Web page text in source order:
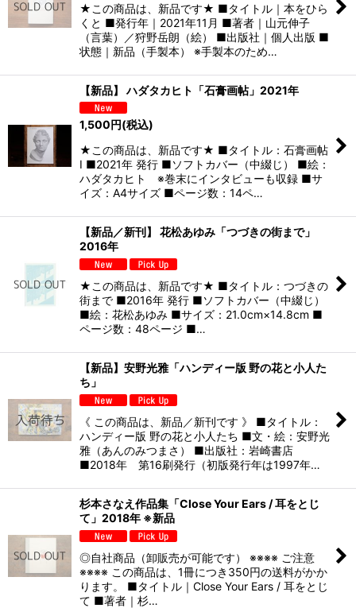
★この商品は、新品です★ ■タイトル｜本をひら
くと ■発行年｜2021年11月 ■著者｜山元伸子
（言葉）／狩野岳朗（絵） ■出版社｜個人出版 ■
状態｜新品（手製本） ※手製本のため…
【新品】 ハダタカヒト「石膏画帖」2021年
1,500 円(税込)
★この商品は、新品です★ ■タイトル：石膏画帖
I ■2021年 発行 ■ソフトカバー（中綴じ） ■絵：
ハダタカヒト ※巻末にインタビューも収録 ■サ
イズ：A4サイズ ■ページ数：14ペ…
【新品／新刊】 花松あゆみ「つづきの街まで」
2016年
★この商品は、新品です★ ■タイトル：つづきの
街まで ■2016年 発行 ■ソフトカバー（中綴じ）
■絵：花松あゆみ ■サイズ：21.0cm×14.8cm ■
ページ数：48ページ ■…
【新品】安野光雅「ハンディー版 野の花と小人た
ち」
《 この商品は、新品／新刊です 》 ■タイトル：
ハンディー版 野の花と小人たち ■文・絵：安野光
雅（あんのみつまさ） ■出版社：岩崎書店
■2018年 第16刷発行（初版発行年は1997年…
杉本さなえ作品集「Close Your Ears / 耳をとじ
て」2018年 ※新品
◎自社商品（卸販売が可能です） ※※※※ ご注意
※※※※ この商品は、1冊につき350円の送料がかか
ります。 ■タイトル｜Close Your Ears / 耳をとじ
て ■著者｜杉…